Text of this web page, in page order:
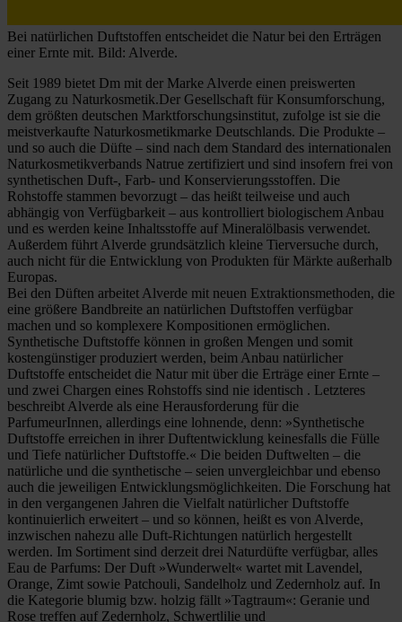
Bei natürlichen Duftstoffen entscheidet die Natur bei den Erträgen
einer Ernte mit. Bild: Alverde.
Seit 1989 bietet Dm mit der Marke Alverde einen preiswerten
Zugang zu Naturkosmetik.Der Gesellschaft für Konsumforschung,
dem größten deutschen Marktforschungsinstitut, zufolge ist sie die
meistverkaufte Naturkosmetikmarke Deutschlands. Die Produkte –
und so auch die Düfte – sind nach dem Standard des internationalen
Naturkosmetikverbands Natrue zertifiziert und sind insofern frei von
synthetischen Duft-, Farb- und Konservierungsstoffen. Die
Rohstoffe stammen bevorzugt – das heißt teilweise und auch
abhängig von Verfügbarkeit – aus kontrolliert biologischem Anbau
und es werden keine Inhaltsstoffe auf Mineralölbasis verwendet.
Außerdem führt Alverde grundsätzlich kleine Tierversuche durch,
auch nicht für die Entwicklung von Produkten für Märkte außerhalb
Europas.
Bei den Düften arbeitet Alverde mit neuen Extraktionsmethoden, die
eine größere Bandbreite an natürlichen Duftstoffen verfügbar
machen und so komplexere Kompositionen ermöglichen.
Synthetische Duftstoffe können in großen Mengen und somit
kostengünstiger produziert werden, beim Anbau natürlicher
Duftstoffe entscheidet die Natur mit über die Erträge einer Ernte –
und zwei Chargen eines Rohstoffs sind nie identisch . Letzteres
beschreibt Alverde als eine Herausforderung für die
ParfumeurInnen, allerdings eine lohnende, denn: »Synthetische
Duftstoffe erreichen in ihrer Duftentwicklung keinesfalls die Fülle
und Tiefe natürlicher Duftstoffe.« Die beiden Duftwelten – die
natürliche und die synthetische – seien unvergleichbar und ebenso
auch die jeweiligen Entwicklungsmöglichkeiten. Die Forschung hat
in den vergangenen Jahren die Vielfalt natürlicher Duftstoffe
kontinuierlich erweitert – und so können, heißt es von Alverde,
inzwischen nahezu alle Duft-Richtungen natürlich hergestellt
werden. Im Sortiment sind derzeit drei Naturdüfte verfügbar, alles
Eau de Parfums: Der Duft »Wunderwelt« wartet mit Lavendel,
Orange, Zimt sowie Patchouli, Sandelholz und Zedernholz auf. In
die Kategorie blumig bzw. holzig fällt »Tagtraum«: Geranie und
Rose treffen auf Zedernholz, Schwertlilie und